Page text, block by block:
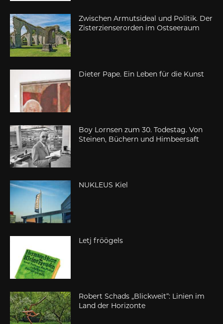
Zwischen Armutsideal und Politik. Der
Zisterzienserorden im Ostseeraum
Dieter Pape. Ein Leben für die Kunst
Boy Lornsen zum 30. Todestag. Von
Steinen, Büchern und Himbeersaft
NUKLEUS Kiel
Letj fröögels
Robert Schads „Blickweit“: Linien im
Land der Horizonte